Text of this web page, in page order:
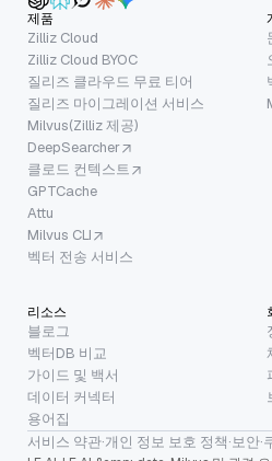
제품
Zilliz Cloud
Zilliz Cloud BYOC
질리즈 클라우드 무료 티어
질리즈 마이그레이션 서비스
Milvus(Zilliz 제공)
DeepSearcher
클로드 컨텍스트
GPTCache
Attu
Milvus CLI
벡터 전송 서비스
리소스
블로그
벡터DB 비교
가이드 및 백서
데이터 커넥터
용어집
서비스 약관·개인 정보 보호 정책·보안·